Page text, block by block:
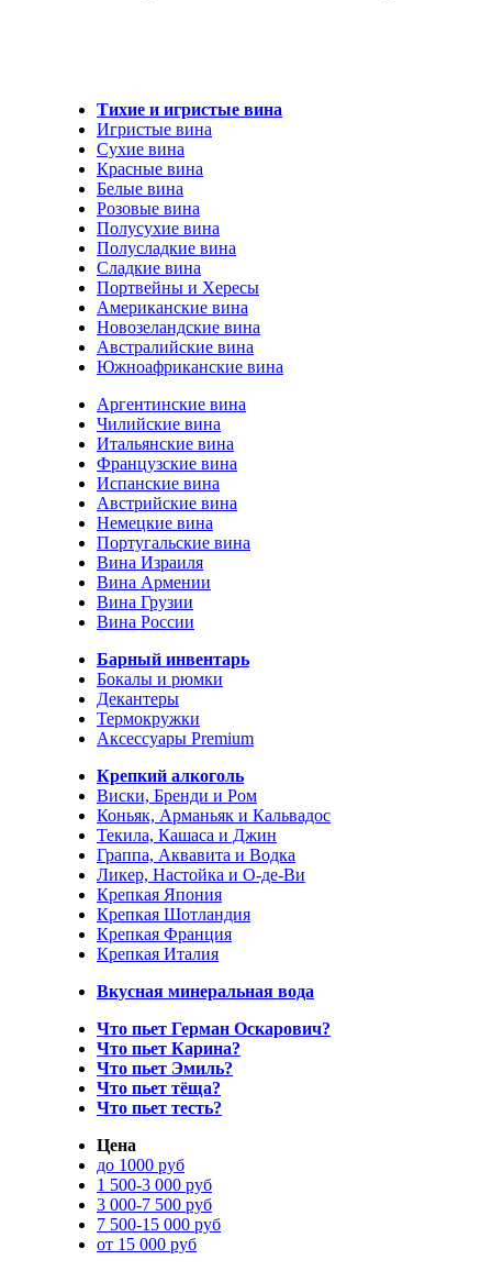
Тихие и игристые вина
Игристые вина
Сухие вина
Красные вина
Белые вина
Розовые вина
Полусухие вина
Полусладкие вина
Сладкие вина
Портвейны и Хересы
Американские вина
Новозеландские вина
Австралийские вина
Южноафриканские вина
Аргентинские вина
Чилийские вина
Итальянские вина
Французские вина
Испанские вина
Австрийские вина
Немецкие вина
Португальские вина
Вина Израиля
Вина Армении
Вина Грузии
Вина России
Барный инвентарь
Бокалы и рюмки
Декантеры
Термокружки
Аксессуары Premium
Крепкий алкоголь
Виски, Бренди и Ром
Коньяк, Арманьяк и Кальвадос
Текила, Кашаса и Джин
Граппа, Аквавита и Водка
Ликер, Настойка и О-де-Ви
Крепкая Япония
Крепкая Шотландия
Крепкая Франция
Крепкая Италия
Вкусная минеральная вода
Что пьет Герман Оскарович?
Что пьет Карина?
Что пьет Эмиль?
Что пьет тёща?
Что пьет тесть?
Цена
до 1000 руб
1 500-3 000 руб
3 000-7 500 руб
7 500-15 000 руб
от 15 000 руб